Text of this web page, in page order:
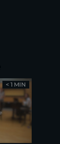
< 1 MIN